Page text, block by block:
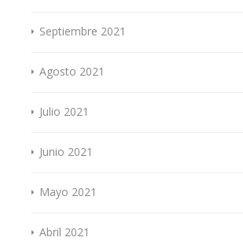
Septiembre 2021
Agosto 2021
Julio 2021
Junio 2021
Mayo 2021
Abril 2021